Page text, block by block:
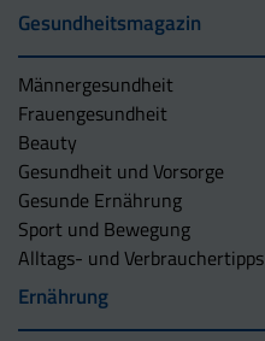
Gesundheitsmagazin
Männergesundheit
Frauengesundheit
Beauty
Gesundheit und Vorsorge
Gesunde Ernährung
Sport und Bewegung
Alltags- und Verbrauchertipps
Ernährung